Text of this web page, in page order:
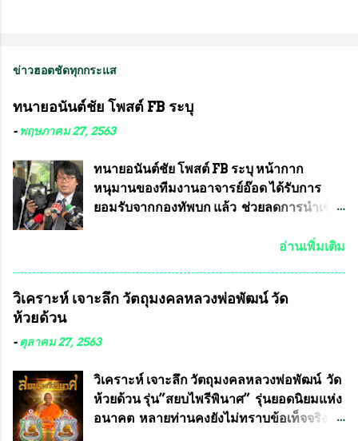
ข่าวฮอตชัดทุกกระแส
ทนายอนันต์ชัย โพสต์ FB ระบุ
- พฤษภาคม 27, 2563
ทนายอนันต์ชัย โพสต์ FB ระบุ หน้ากาก
หนุมานของทีมงานอาจารย์อ๊อด ได้รับการ
ยอมรับจากกองทัพบก แล้ว ช่วยลดการนำเข้า
เดช ทนายความชื่อดัง ได้โพสต์ข้อความใน
อาจารย์อ๊อด อาจารย์ประจำภาควิชาเคมี
มหาวิทยาลัยเกษตรศาสตร์ และทีมงานนักวิจัย
ทหาร ( หน้ากากหนุมาน ) ซึ่งทีมงานนักวิจัย
ของอาจารย์อ๊อด เล็งเห็นว่า หน้ากากป้องกัน
สารพิษทางทหาร ถ้าสามารถผลิตได้ใน
อ่านเพิ่มเติม
วิเคราะห์ เจาะลึก วัตถุมงคลหลวงพ่อพัฒน์ วัด
ห้วยด้วน
-ตุลาคม 27, 2563
วิเคราะห์ เจาะลึก วัตถุมงคลหลวงพ่อพัฒน์ วัด
ห้วยด้วน รุ่น”สยบไพรีพินาศ” รุ่นยอดนิยมแห่ง
อนาคต หลายท่านคงยังไม่ทราบข้อเท็จจริงว่า